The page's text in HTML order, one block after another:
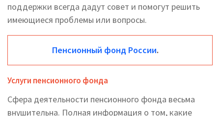
поддержки всегда дадут совет и помогут решить
имеющиеся проблемы или вопросы.
Пенсионный фонд России.
Услуги пенсионного фонда
Сфера деятельности пенсионного фонда весьма
внушительна. Полная информация о том, какие